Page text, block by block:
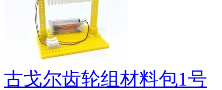
古戈尔齿轮组材料包1号